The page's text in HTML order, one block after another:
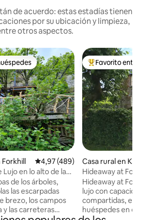
de acuerdo: estas estadías tienen
por su ubicación y limpieza,
otros aspectos.
más destacados
Forkhill Calificación promedio: 4,97 de
4,97 (489)
Lujo en lo alto de las
de los árboles,
las escarpadas
brezo, los campos
y las carreteras
Favorito entre
Favorito entre
Casa rural en Kells
Hideaway at
Hideaway at
lujo con
compartidas, esperando a nuestros
huéspedes en el